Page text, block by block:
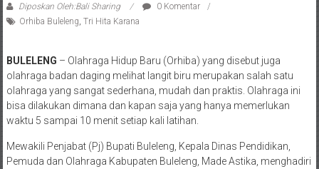
Diposkan Oleh:Bali Sharing
0 Komentar
Orhiba Buleleng, Tri Hita Karana
BULELENG – Olahraga Hidup Baru (Orhiba) yang disebut juga
olahraga badan daging melihat langit biru merupakan salah satu
olahraga yang sangat sederhana, mudah dan praktis. Olahraga ini
bisa dilakukan dimana dan kapan saja yang hanya memerlukan
waktu 5 sampai 10 menit setiap kali latihan.
Mewakili Penjabat (Pj) Bupati Buleleng, Kepala Dinas Pendidikan,
Pemuda dan Olahraga Kabupaten Buleleng, Made Astika, menghadiri